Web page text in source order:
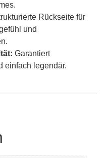
Rückseite für
und
Garantiert
einfach legendär.